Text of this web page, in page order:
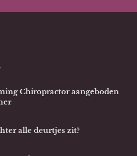
Chiropractor aangeboden
alle deurtjes zit?